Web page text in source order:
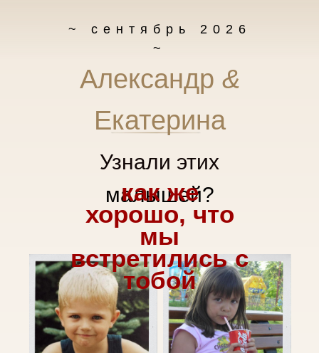
Александр &
Екатерина
Узнали этих
малышей?
~ сентябрь 2026
~
как же
хорошо, что
мы
встретились с
тобой